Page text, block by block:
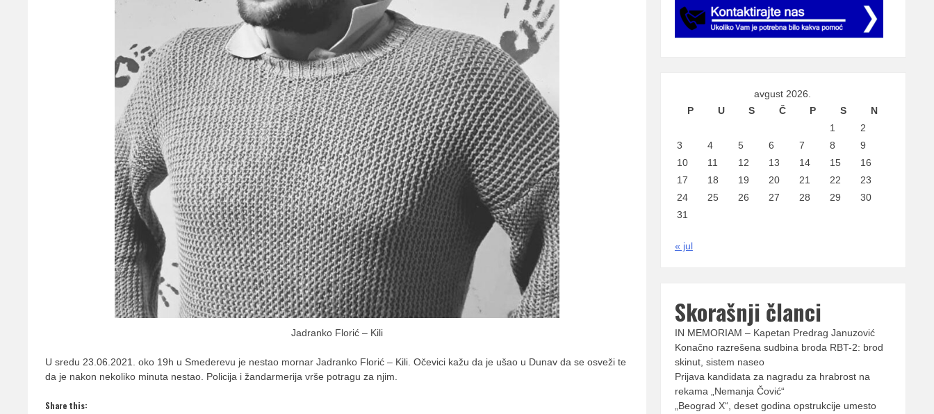
Jadranko Florić – Kili
U sredu 23.06.2021. oko 19h u Smederevu je nestao mornar Jadranko Florić – Kili. Očevici kažu da je ušao u Dunav da se osveži te
da je nakon nekoliko minuta nestao. Policija i žandarmerija vrše potragu za njim.
Share this:
avgust 2026.
P
U S Č P S
N
1
2
3
4 5 6 7 8
9
10
11 12 13 14 15
16
17
18 19 20 21 22
23
24
25 26 27 28 29
30
31
« jul
Skorašnji članci
IN MEMORIAM – Kapetan Predrag Januzović
Konačno razrešena sudbina broda RBT-2: brod
skinut, sistem naseo
Prijava kandidata za nagradu za hrabrost na
rekama „Nemanja Čović“
„Beograd X“, deset godina opstrukcije umesto